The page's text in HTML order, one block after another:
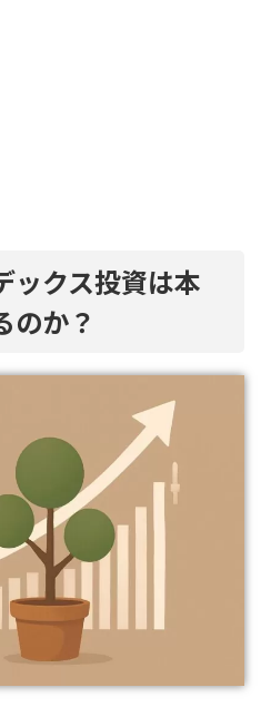
クス投資は本
のか？